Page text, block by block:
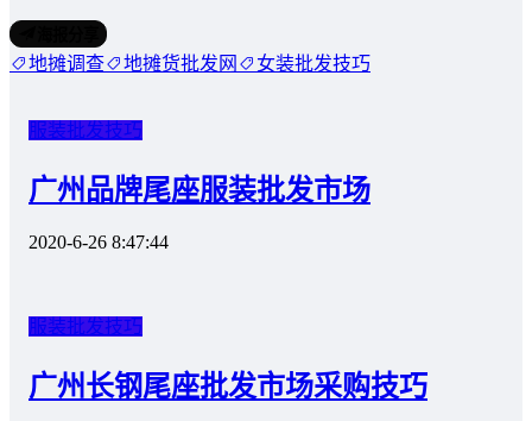
地摊调查 地摊货批发网 女装批发技巧
服装批发技巧
广州品牌尾座服装批发市场
2020-6-26 8:47:44
服装批发技巧
广州长钢尾座批发市场采购技巧